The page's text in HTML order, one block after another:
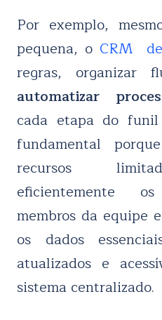
Por exemplo,
pequena, o CRM
regras, organizar
automatizar
cada etapa do
fundamental
recursos
eficientemente
membros da equipe
os dados
atualizados e
sistema centralizado.